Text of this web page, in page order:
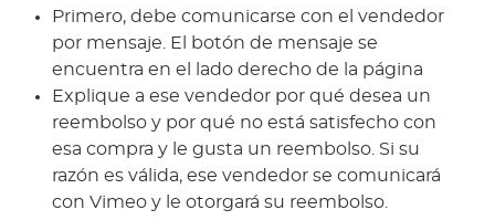
Primero, debe comunicarse con el vendedor
por mensaje. El botón de mensaje se
encuentra en el lado derecho de la página
Explique a ese vendedor por qué desea un
reembolso y por qué no está satisfecho con
esa compra y le gusta un reembolso. Si su
razón es válida, ese vendedor se comunicará
con Vimeo y le otorgará su reembolso.